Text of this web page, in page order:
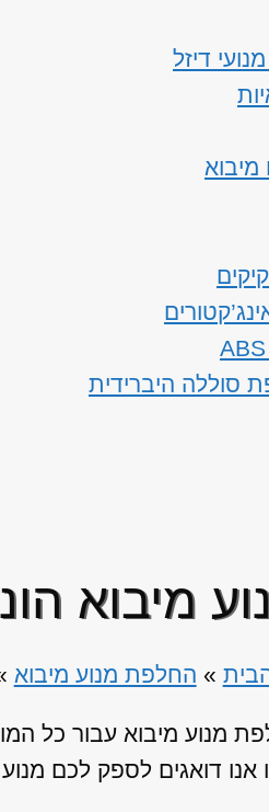
דיזל
סוללה היברידית
מיבוא
» החלפת מנוע מיבוא
מנוע מיבוא עבור כל
אנו דואגים לספק לכם